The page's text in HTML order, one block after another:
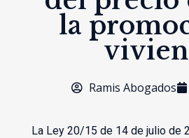
la
Ramis Abogados
La Ley 20/15 de 14 de julio de